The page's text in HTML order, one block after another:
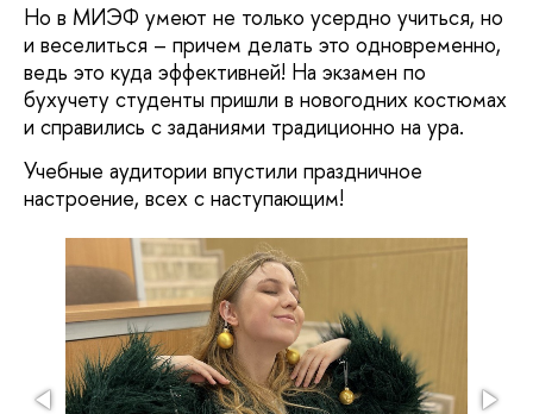
Но в МИЭФ умеют не только усердно учиться, но
и веселиться – причем делать это одновременно,
ведь это куда эффективней! На экзамен по
бухучету студенты пришли в новогодних костюмах
и справились с заданиями традиционно на ура.
Учебные аудитории впустили праздничное
настроение, всех с наступающим!